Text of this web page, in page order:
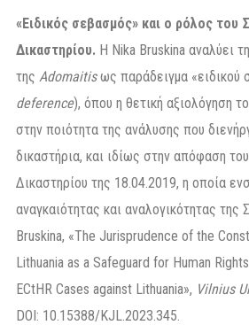
«Ειδικός σεβασμός» και ο ρόλος του
Δικαστηρίου. Η Nika Bruskina αναλύει
της Adomaitisως παράδειγμα «ειδικού
deference), όπου η θετική αξιολόγηση
στην ποιότητα της ανάλυσης που
δικαστήρια, και ιδίως στην απόφαση
Δικαστηρίου της 18.04.2019, η οποία
αναγκαιότητας και αναλογικότητας της
Bruskina, «The Jurisprudence of the
Lithuania as a Safeguard for Human
ECtHR Cases against Lithuania», Vilnius
DOI: 10.15388/KJL.2023.345.